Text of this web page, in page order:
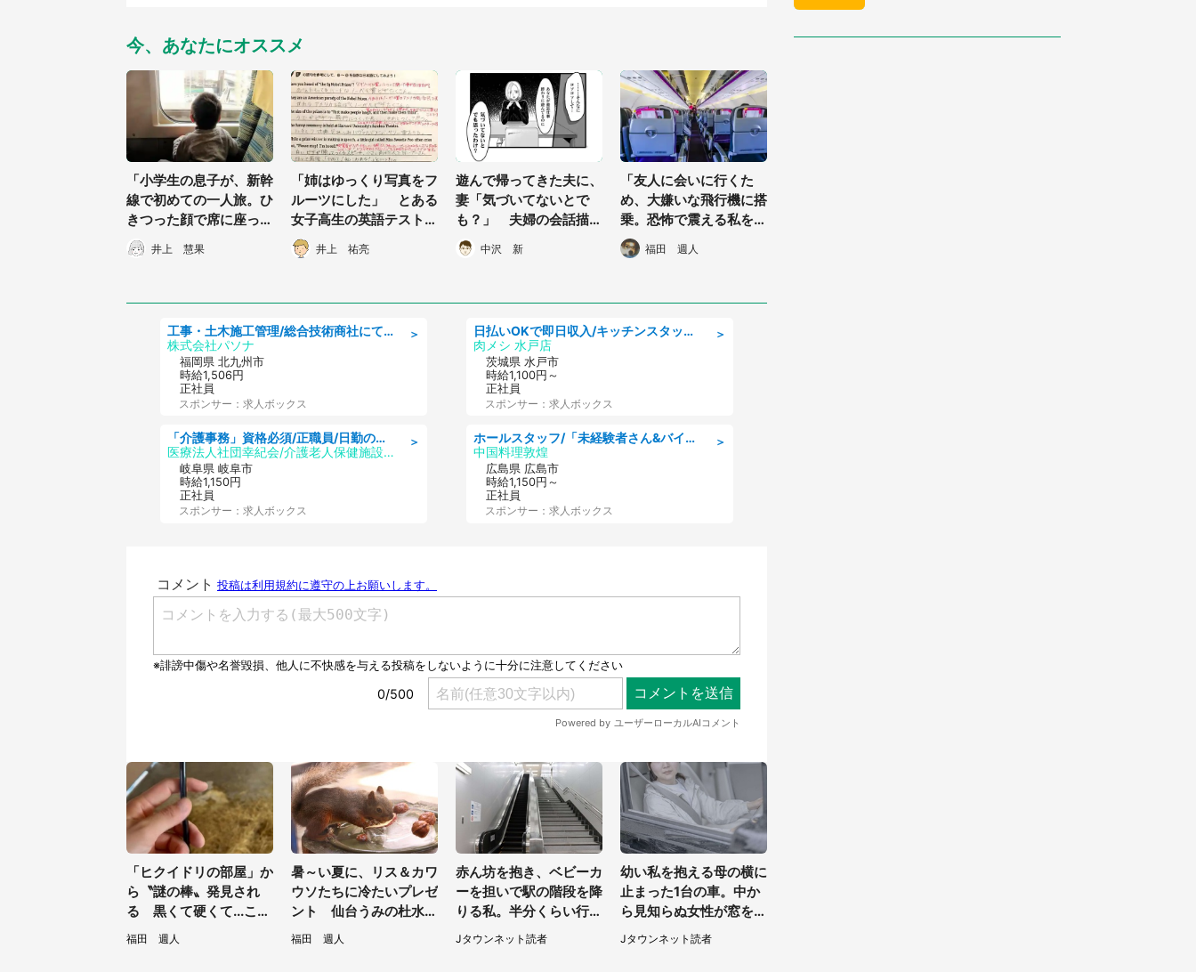
今、あなたにオススメ
「小学生の息子が、新幹
線で初めての一人旅。ひ
きつった顔で席に座った
彼を、隣の席の若者
が...」（大阪府・60代
井上 慧果
「姉はゆっくり写真をフ
ルーツにした」 とある
女子高生の英語テストの
解答がセンスの塊だった
井上 祐亮
遊んで帰ってきた夫に、
妻「気づいてないとで
も？」 夫婦の会話描い
た漫画に反響「自分もこ
うなる自信ある」
中沢 新
「友人に会いに行くた
め、大嫌いな飛行機に搭
乗。恐怖で震える私を見
て、隣の席のカップルが
笑いだし...」（京都府・
福田 週人
＞
工事・土木施工管理/総合技術商社にて施工管理のお仕事/即日勤務可/車通勤可/工事・土木施工管理/生産・品質管理
株式会社パソナ
福岡県 北九州市
時給1,506円
正社員
スポンサー：求人ボックス
＞
「介護事務」資格必須/正職員/日勤のみ/介護老人保健施設
医療法人社団幸紀会/介護老人保健施設 グリーンビラ安江
岐阜県 岐阜市
時給1,150円
正社員
スポンサー：求人ボックス
＞
日払いOKで即日収入/キッチンスタッフ/「原付免許必須」デリバリー業務など、自己成長可能な幅広い仕事に挑戦!髪型自由&ピアス・ネイルOK/茨城県/水戸市
肉メシ 水戸店
茨城県 水戸市
時給1,100円～
正社員
スポンサー：求人ボックス
＞
ホールスタッフ/「未経験者さん&バイトデビューも大歓迎」残業ほぼなし×1日3時間〜勤務OK!フォロー体制も充実/広島県/広島市南区
中国料理敦煌
広島県 広島市
時給1,150円～
正社員
スポンサー：求人ボックス
「ヒクイドリの部屋」か
ら〝謎の棒〟発見され
る 黒くて硬くて...これ
は何？動物園に聞く
福田 週人
暑～い夏に、リス＆カワ
ウソたちに冷たいプレゼ
ント 仙台うみの杜水族
館の企画がやさしい【7
／31～8／23】
福田 週人
赤ん坊を抱き、ベビーカ
ーを担いで駅の階段を降
りる私。半分くらい行っ
たところで若い男性が...
（埼玉県・50代女性）
Jタウンネット読者
幼い私を抱える母の横に
止まった1台の車。中か
ら見知らぬ女性が窓を開
けて...（東京都・40代
男性）
Jタウンネット読者